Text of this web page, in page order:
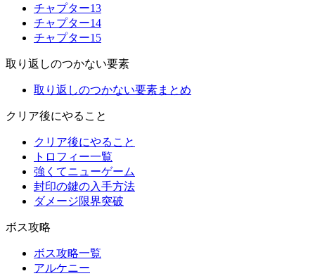
チャプター13
チャプター14
チャプター15
取り返しのつかない要素
取り返しのつかない要素まとめ
クリア後にやること
クリア後にやること
トロフィー一覧
強くてニューゲーム
封印の鍵の入手方法
ダメージ限界突破
ボス攻略
ボス攻略一覧
アルケニー